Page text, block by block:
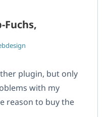
Fuchs,
plugin, but only
with my
reason to buy the